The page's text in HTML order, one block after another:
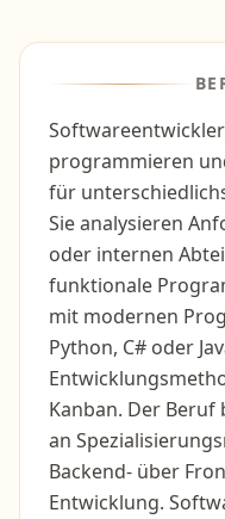
programmieren
für
Sie analysieren
oder internen
funktionale
mit modernen
Python, C# oder
Kanban. Der
an
Backend- über
Entwicklung.